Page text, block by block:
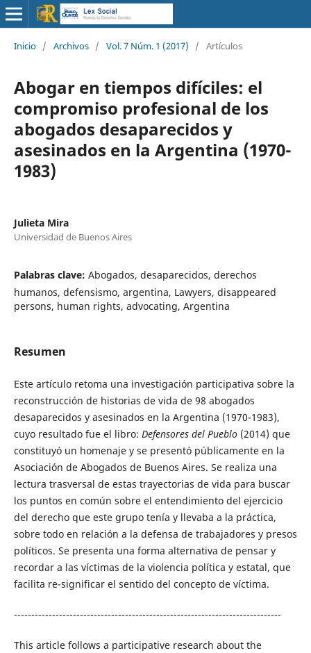
Inicio / Archivos / Vol. 7 Núm. 1 (2017) / Artículos
Abogar en tiempos difíciles: el
compromiso profesional de los
abogados desaparecidos y
asesinados en la Argentina (1970-
1983)
Julieta Mira
Universidad de Buenos Aires
Palabras clave: Abogados, desaparecidos, derechos
humanos, defensismo, argentina, Lawyers, disappeared
persons, human rights, advocating, Argentina
Resumen
Este artículo retoma una investigación participativa sobre la
reconstrucción de historias de vida de 98 abogados
desaparecidos y asesinados en la Argentina (1970-1983),
cuyo resultado fue el libro: Defensores del Pueblo(2014) que
constituyó un homenaje y se presentó públicamente en la
Asociación de Abogados de Buenos Aires. Se realiza una
lectura trasversal de estas trayectorias de vida para buscar
los puntos en común sobre el entendimiento del ejercicio
del derecho que este grupo tenía y llevaba a la práctica,
sobre todo en relación a la defensa de trabajadores y presos
políticos. Se presenta una forma alternativa de pensar y
recordar a las víctimas de la violencia política y estatal, que
facilita re-significar el sentido del concepto de víctima.
-----------------------------------------------------------------------------
This article follows a participative research about the